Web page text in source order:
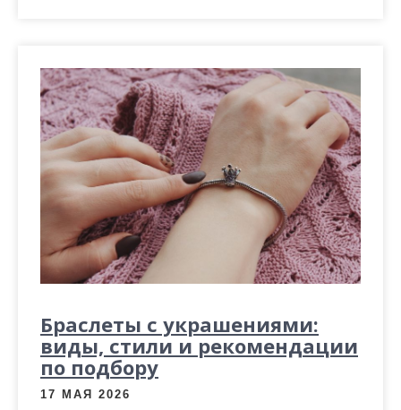
Браслеты с украшениями:
виды, стили и рекомендации
по подбору
17 МАЯ 2026